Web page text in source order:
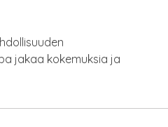
jakaa kokemuksia ja